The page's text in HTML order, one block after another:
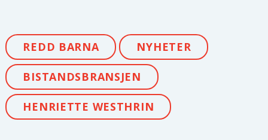
REDD BARNA NYHETER
BISTANDSBRANSJEN
HENRIETTE WESTHRIN